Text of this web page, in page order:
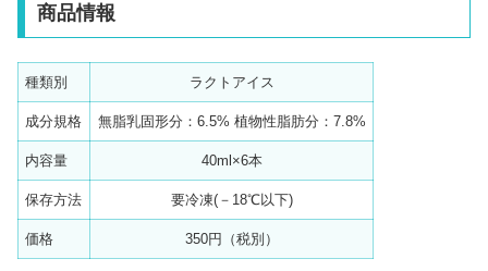
商品情報
種類別 ラクトアイス
成分規格 無脂乳固形分：6.5% 植物性脂肪分：7.8%
内容量 40ml×6本
保存方法 要冷凍(－18℃以下)
価格 350円（税別）